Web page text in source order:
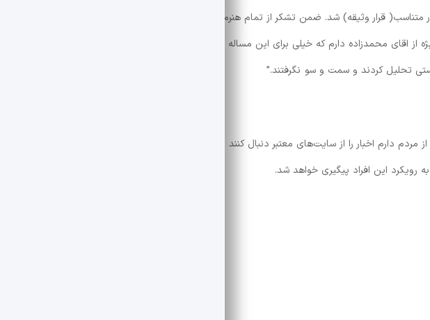
متناسب( قرار وثیقه) شد. ضمن تشکر از تمام هنرمندان، دوستان پژمان و ورزشکاران که بی‌وقفه این
از اقای محمدزاده دارم که خیلی برای این مساله تلاش کردند. عزت و ذلت دست خدا است و از مردم
تحلیل کردند و سمت و سو نگرفتند.”
مردم دارم اخبار را از سایت‌های معتبر دنبال کنند و افراد سودجو که فقط دنبال موج سواری و بازی با
این افراد پیگیری خواهد شد.